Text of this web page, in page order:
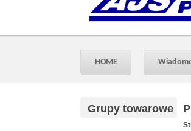
HOME
Grupy towarowe